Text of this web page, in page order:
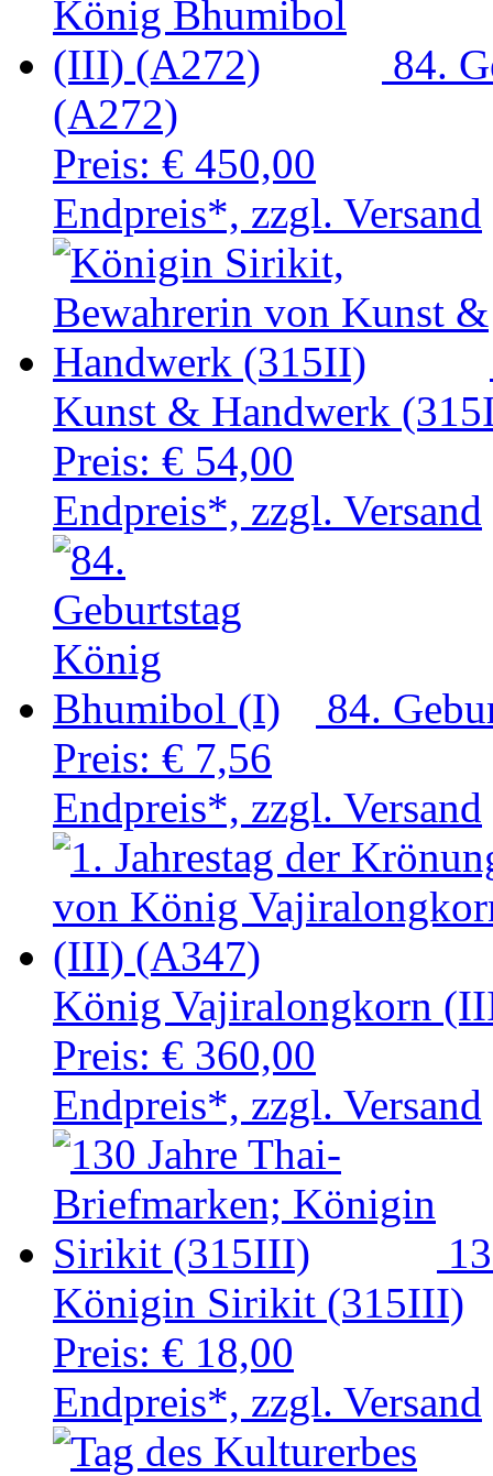
84.
(A272)
Preis: € 450,00
Endpreis*, zzgl. Versand
Kunst & Handwerk
Preis: € 54,00
Endpreis*, zzgl. Versand
84.
Preis: € 7,56
Endpreis*, zzgl. Versand
König Vajiralongkorn
Preis: € 360,00
Endpreis*, zzgl. Versand
Königin Sirikit (315III)
Preis: € 18,00
Endpreis*, zzgl. Versand